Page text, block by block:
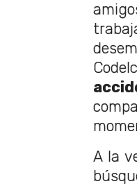
A la